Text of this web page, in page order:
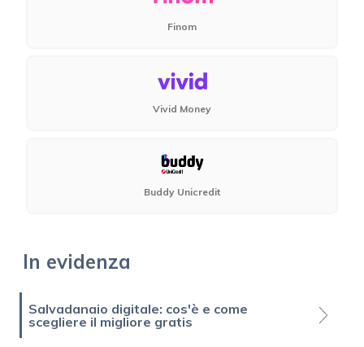
Finom
Vivid Money
Buddy Unicredit
In evidenza
Salvadanaio digitale: cos'è e come
scegliere il migliore gratis